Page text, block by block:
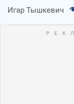
Игар Тышкевич